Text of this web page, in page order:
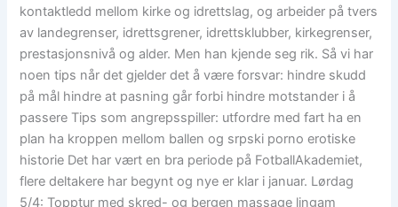
kontaktledd mellom kirke og idrettslag, og arbeider på tvers
av landegrenser, idrettsgrener, idrettsklubber, kirkegrenser,
prestasjonsnivå og alder. Men han kjende seg rik. Så vi har
noen tips når det gjelder det å være forsvar: hindre skudd
på mål hindre at pasning går forbi hindre motstander i å
passere Tips som angrepsspiller: utfordre med fart ha en
plan ha kroppen mellom ballen og srpski porno erotiske
historie Det har vært en bra periode på FotballAkademiet,
flere deltakere har begynt og nye er klar i januar. Lørdag
5/4: Topptur med skred- og bergen massage lingam